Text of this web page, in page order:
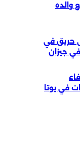
والده
حريق في
جيزان
في يوتا